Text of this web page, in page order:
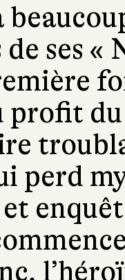
ses «
profit
perd